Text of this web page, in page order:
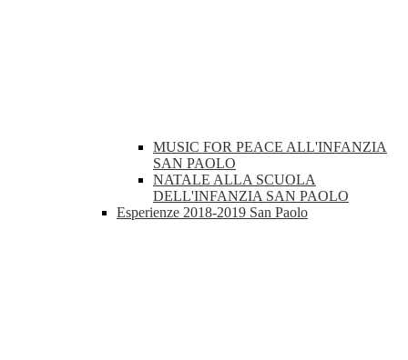
MUSIC FOR PEACE ALL'INFANZIA
SAN PAOLO
NATALE ALLA SCUOLA
DELL'INFANZIA SAN PAOLO
Esperienze 2018-2019 San Paolo